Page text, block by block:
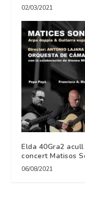
02/03/2021
Elda 40Gra2
concert Matisos
06/08/2021